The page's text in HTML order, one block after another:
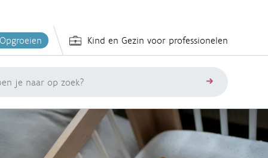
Kind en Gezin voor professionelen